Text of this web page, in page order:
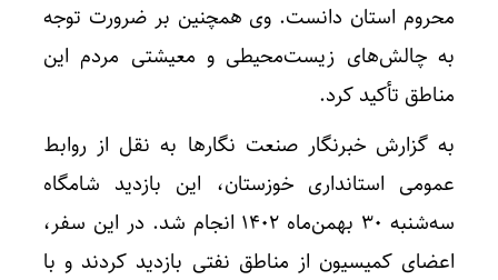
محروم استان دانست. وی همچنین بر ضرورت توجه
به چالش‌های زیست‌محیطی و معیشتی مردم این
مناطق تأکید کرد.
به گزارش خبرنگار صنعت نگارها به نقل از روابط
عمومی استانداری خوزستان، این بازدید شامگاه
سه‌شنبه ۳۰ بهمن‌ماه ۱۴۰۲ انجام شد. در این سفر،
اعضای کمیسیون از مناطق نفتی بازدید کردند و با